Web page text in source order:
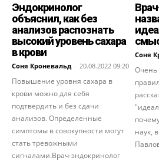
Эндокринолог
объяснил, как без
анализов распознать
высокий уровень сахара
в крови
Соня Кроневальд - 20.08.2022 09:20
Повышение уровня сахара в
крови можно для себя
подтвердить и без сдачи
анализов. Определенные
симптомы в совокупности могут
стать тревожными
сигналами.Врач-эндокринолог
Соня
Очень
наук,